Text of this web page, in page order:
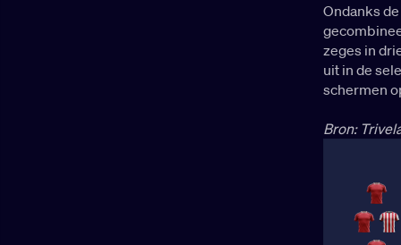
Ondanks
zeges in
uit in de
schermen
Bron: